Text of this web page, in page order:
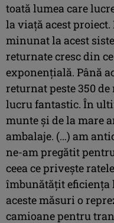
toată lumea care
la viaţă acest
minunat la acest
returnate cresc din
exponenţială. Până
returnat peste 350
lucru fantastic. În
munte şi de la mare
ambalaje. (…) am
ne-am pregătit
ceea ce priveşte
îmbunătăţit eficienţa
aceste măsuri o
camioane pentru